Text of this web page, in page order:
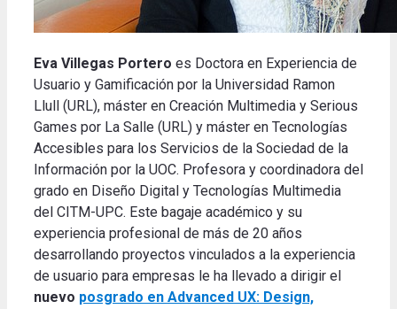
Eva Villegas Portero es Doctora en Experiencia de
Usuario y Gamificación por la Universidad Ramon
Llull (URL), máster en Creación Multimedia y Serious
Games por La Salle (URL) y máster en Tecnologías
Accesibles para los Servicios de la Sociedad de la
Información por la UOC. Profesora y coordinadora del
grado en Diseño Digital y Tecnologías Multimedia
del CITM-UPC. Este bagaje académico y su
experiencia profesional de más de 20 años
desarrollando proyectos vinculados a la experiencia
de usuario para empresas le ha llevado a dirigir el
nuevo posgrado en Advanced UX: Design,